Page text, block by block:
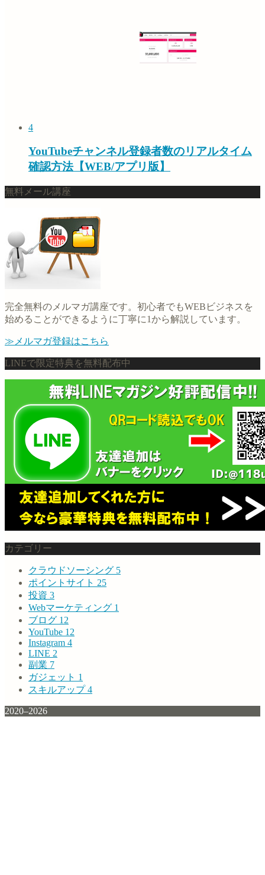
4
YouTubeチャンネル登録者数のリアルタイム
確認方法【WEB/アプリ版】
無料メール講座
完全無料のメルマガ講座です。初心者でもWEBビジネスを
始めることができるように丁寧に1から解説しています。
≫メルマガ登録はこちら
LINEで限定特典を無料配布中
カテゴリー
クラウドソーシング 5
ポイントサイト 25
投資 3
Webマーケティング 1
ブログ 12
YouTube 12
Instagram 4
LINE 2
副業 7
ガジェット 1
スキルアップ4
2020–2026